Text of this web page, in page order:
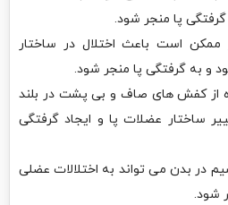
پا منجر شود.
ممکن است باعث اختلال در ساختار
و به گرفتگی پا منجر شود.
از کفش های صاف و بی پشت در بلند
ساختار عضلات پا و ایجاد گرفتگی
در بدن می تواند به اختلالات عضلی
شود.